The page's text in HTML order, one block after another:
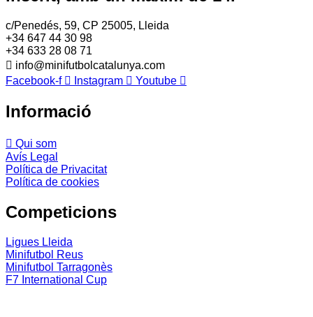
c/Penedés, 59, CP 25005, Lleida
+34 647 44 30 98
+34 633 28 08 71
info@minifutbolcatalunya.com
Facebook-f
Instagram Youtube
Informació
Qui som
Avís Legal
Política de Privacitat
Política de cookies
Competicions
Ligues Lleida
Minifutbol Reus
Minifutbol Tarragonès
F7 International Cup